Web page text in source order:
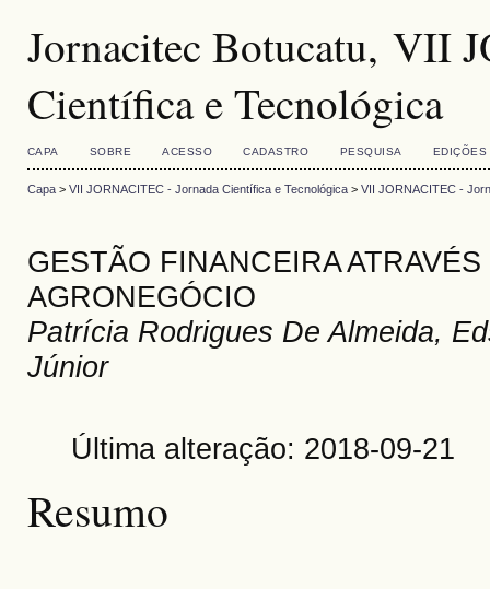
Jornacitec Botucatu, VII
Científica e Tecnológica
CAPA SOBRE ACESSO CADASTRO PESQUISA EDIÇÕES
Capa> VII JORNACITEC - Jornada Científica e Tecnológica> VII JORNACITEC -
GESTÃO FINANCEIRA
AGRONEGÓCIO
Patrícia Rodrigues De Almeida,
Júnior
Última alteração: 2018-09-21
Resumo